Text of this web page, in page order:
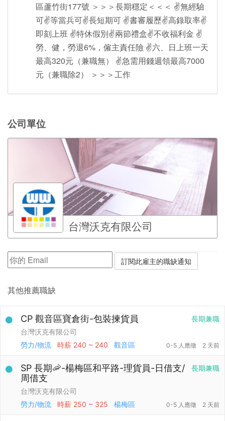
區蘆竹街177號 ＞＞＞長期穩定＜＜＜ ✌️無經驗
可✌️等當兵可✌️長短期可 ✌️書審履歷✌️高錄取率✌️
即刻上班 ✌️特休假別✌️兩節禮盒✌️不收福利金 ✌️
勞、健，勞退6%，僱主責任險 ✌️六、日上班一天
最高320元（兼職無） ✌️急需用錢週領最高7000
元（兼職除2） ＞＞＞工作
公司單位
台灣沃克有限公司
其他推薦職缺
長期兼職
CP 觀音區寶倉街-包裝揀貨員
台灣沃克有限公司
勞力/物流
時薪 240 ~ 240 觀音區 0-5 人應徵 2 天前
長期兼職
SP 長期🦐-楊梅區和平路-理貨員-日借支/
周借支
台灣沃克有限公司
勞力/物流
時薪 250 ~ 325 楊梅區 0-5 人應徵 2 天前